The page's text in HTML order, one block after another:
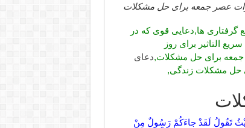
عصر جمعه برای حل مشکلات
گرفتاری ها,دعایی قوی که در
التاثیر برای روز
برای حل مشکلات,دعای
حل مشکلات زندگی,
وَ نَوِّرْ نُورَهُ وَ أَوْرِدْنَا حَوْضَهُ وَ اسْقِنَا بِكَأْسِهِ وَ تَقَبَّلْ صَلَاةَ أُمَّتِهِ عَلَيْهِ وَ اقْصُصْ بِنَا أَثَرَهُ وَ اسْلُكْ بِنَا سَبِيلَهُ وَ تَوَفَّنَا عَلَى مِلَّتِهِ وَ اسْتَعْمِلْنَا بِسُنَّتِهِ وَ ابْعَثْنَا عَلَى مِنْهَاجِهِ وَ اجْعَلْنَا نَدِينُ بِدِينِهِ وَ نَهْتَدِي بِهُدَاهُ وَ نَقْتَدِي بِسُنَّتِهِ وَ نَكُونُ مِنْ شِيعَتِهِ وَ مَوَالِيهِ وَ أَوْلِيَائِهِ‏ وَ أَحِبَّائِهِ وَ خِيَارِ أُمَّتِهِ وَ مُقَدَّمَ زُمْرَتِهِ وَ تَحْتَ لِوَائِهِ نُعَادِي عَدُوَّهُ وَ نُوَالِي وَلِيَّهُ حَتَّى تُورِدَنَا عَلَيْهِ بَعْدَ الْمَمَاتِ مَوْرِدَهُ غَيْرَ خَزَايَا وَ لَا نَادِمِينَ وَ لَا مُبَدِّلِينَ وَ لَا نَاكِثِينَ اللَّهُمَّ وَ أَعْطِ مُحَمَّداً صَلَّى اللَّهُ عَلَيْهِ وَ آلِهِ مَعَ كُلِّ زُلْفَةٍ زُلْفَةً وَ مَعَ كُلِّ قُرْبَةٍ قُرْبَةً وَ مَعَ كُلِّ وَسِيلَةٍ وَسِيلَةً وَ مَعَ كُلِّ فَضِيلَةٍ فَضِيلَةً وَ مَعَ كُلِّ شَفَاعَةٍ شَفَاعَةً وَ مَعَ كُلِّ كَرَامَةٍ كَرَامَةً وَ مَعَ كُلِّ خَيْرٍ خَيْراً وَ مَعَ كُلِّ شَرَفٍ شَرَفاً وَ شَفِّعْهُ فِي كُلِّ مَنْ يَشْفَعُ لَهُ مِنْ أُمَّتِهِ وَ غَيْرِهِمْ مِنَ الْأُمَمِ حَتَّى لَا يُعْطَى مَلَكٌ مُقَرَّبٌ وَ لَا نَبِيٌّ مُرْسَلٌ وَ لَا عَبْدٌ مُصْطَفًى إِلَّا دُونَ مَا أَنْتَ مُعْطِيهِ مُحَمَّداً صَلَّى اللَّهُ عَلَيْهِ وَ آلِهِ يَوْمَ الْقِيَامَةِ اللَّهُمَّ وَ اجْعَلْهُ الْمُقَدَّمَ فِي الدَّعْوَةِ وَ الْمُؤْثَرَ بِهِ فِي الْأَثَرَةِ وَ الْمُنَوَّهَ بِاسْمِهِ فِي الدُّنْيَا وَ الْآخِرَةِ فِي الشَّفَاعَةِ إِذَا تَجَلَّيْتَ بِنُورِكَ وَ جِي‏ءَ بِالنَّبِيِّينَ وَ الصِّدِّيقِينَ وَ الشُّهَدَاءِ وَ الصَّالِحِينَ‏ وَ قُضِيَ بَيْنَهُمْ بِالْحَقِّ وَ قِيلَ الْحَمْدُ لِلَّهِ رَبِّ الْعالَمِينَ‏ ذلِكَ يَوْمُ التَّغابُنِ‏ ذَلِكَ يَوْمُ‏ الْحَسْرَةِ ذَلِكَ يَوْمُ الْآزِفَةِ ذَلِكَ يَوْمٌ لَا تُسْتَقَالُ فِيهِ الْعَثَرَاتُ وَ لَا تُبْسَطُ فِيهِ التَّوْبَاتُ وَ لَا يُسْتَدْرَكُ فِيهِ مَا فَاتَ اللَّهُمَّ فَصَلِّ عَلَى مُحَمَّدٍ وَ آلِ مُحَمَّدٍ وَ ارْحَمْ مُحَمَّداً وَ آلَ مُحَمَّدٍ كَأَفْضَلِ مَا صَلَّيْتَ وَ رَحِمْتَ وَ بَارَكْتَ عَلَى إِبْرَاهِيمَ وَ آلِ إِبْرَاهِيمَ إِنَّكَ حَمِيدٌ مَجِيدٌ اللَّهُمَّ وَ امْنُنْ عَلَى مُحَمَّدٍ وَ آلِ مُحَمَّدٍ كَمَا مَنَنْتَ عَلَى مُوسَى وَ هَارُونَ اللَّهُمَّ وَ سَلِّمْ عَلَى مُحَمَّدٍ وَ آلِ مُحَمَّدٍ كَأَفْضَلِ مَا سَلَّمْتَ عَلَى نُوحٍ فِي الْعَالَمِينَ اللَّهُمَّ صَلِّ عَلَى مُحَمَّدٍ وَ آلِ مُحَمَّدٍ وَ عَلَى أَئِمَّةِ الْمُسْلِمِينَ الْأَوَّلِينَ مِنْهُمْ وَ الْآخِرِينَ اللَّهُمَّ صَلِّ عَلَى مُحَمَّدٍ وَ عَلَى آلِ مُحَمَّدٍ وَ عَلَى إِمَامِ الْمُسْلِمِينَ اللَّهُمَّ وَ احْفَظْهُ مِنْ بَيْنِ يَدَيْهِ وَ مِنْ خَلْفِهِ وَ عَنْ يَمِينِهِ وَ عَنْ شِمَالِهِ وَ مِنْ فَوْقِهِ وَ مِنْ تَحْتِهِ وَ افْتَحْ لَهُ فَتْحاً يَسِيراً وَ انْصُرْهُ نَصْراً عَزِيزاً وَ اجْعَلْ لَهُ مِنْ لَدُنْكَ سُلْطَاناً نَصِيراً اللَّهُمَّ عَجِّلْ فَرَجَ آلِ مُحَمَّدٍ وَ أَهْلِكْ أَعْدَاءَهُمْ مِنَ الْجِنِّ وَ الْإِنْسِ اللَّهُمَّ صَلِّ عَلَى مُحَمَّدٍ وَ أَهْلِ بَيْتِهِ وَ ذُرِّيَّتِهِ وَ أَزْوَاجِهِ الطَّيِّبِينَ الْأَخْيَارِ الطَّاهِرِينَ الْمُطَهَّرِينَ الْهُدَاةِ الْمُهْتَدِينَ غَيْرِ الضَّالِّينَ وَ لَا الْمُضِلِّينَ الَّذِينَ أَذْهَبْتَ عَنْهُمُ الرِّجْسَ وَ طَهَّرْتَهُمْ ت